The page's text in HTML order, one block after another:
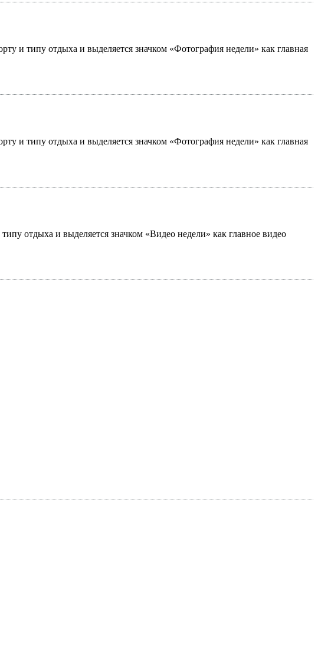
и типу отдыха и выделяется значком «Фотография недели» как главная
и типу отдыха и выделяется значком «Фотография недели» как главная
отдыха и выделяется значком «Видео недели» как главное видео